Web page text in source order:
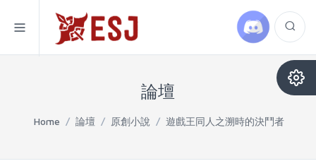
論壇
Home / 論壇 / 原創小說 / 遊戲王同人之溯時的決鬥者